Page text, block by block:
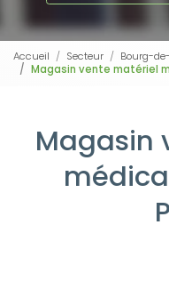
Accueil Secteur
Bourg-
Magasin vente matériel
Magasin